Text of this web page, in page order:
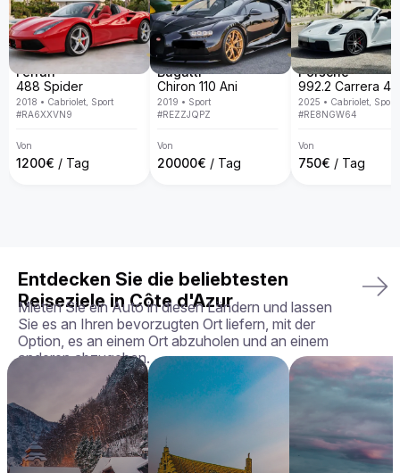
Warum den Aston Martin DB9 bei uns mieten?
Bei Billion Rent sind wir auf Luxusauto-Vermietung
spezialisiert und bieten eine exklusive Fahrzeugflotte in ganz
Europa. Mit persönlichem Service, Lieferung direkt an deine
Wunschadresse, transparenten Mietbedingungen und der
Garantie, dass du genau das Fahrzeug erhältst, das du
gebucht hast – in perfektem Zustand.
Dein perfektes Fahrerlebnis wartet – buche deinen Aston
Ferrari
488 Spider
2018 • Cabriolet, Sport
#RA6XXVN9
Von
1200€ / Tag
Bugatti
Chiron 110 Ani
2019 • Sport
#REZZJQPZ
Von
20000€ / Tag
Porsche
2025 • Cabriolet, Sport
#RE8NGW64
Von
750€ / Tag
Entdecken Sie die beliebtesten
Reiseziele in Côte d'Azur
Mieten Sie ein Auto in diesen Ländern und lassen
Sie es an Ihren bevorzugten Ort liefern, mit der
Option, es an einem Ort abzuholen und an einem
anderen abzugeben.